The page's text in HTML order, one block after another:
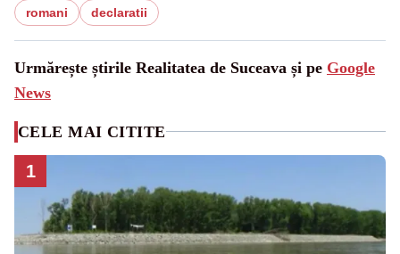
romani declaratii
Urmărește știrile Realitatea de Suceava și pe Google
News
CELE MAI CITITE
1